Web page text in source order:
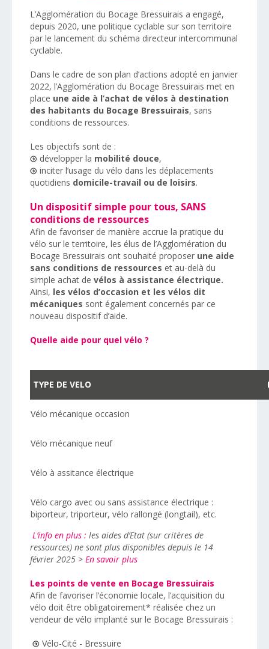
L’Agglomération du Bocage Bressuirais a engagé,
depuis 2020, une politique cyclable sur son territoire
par le lancement du schéma directeur intercommunal
cyclable.
Dans le cadre de son plan d’actions adopté en janvier
2022, l’Agglomération du Bocage Bressuirais met en
place une aide à l’achat de vélos à destination
des habitants du Bocage Bressuirais, sans
conditions de ressources.
Les objectifs sont de :
développer la mobilité douce,
inciter l’usage du vélo dans les déplacements
quotidiens domicile-travail ou de loisirs.
Un dispositif simple pour tous, SANS
conditions de ressources
Afin de favoriser de manière accrue la pratique du
vélo sur le territoire, les élus de l’Agglomération du
Bocage Bressuirais ont souhaité proposer une aide
sans conditions de ressources et au-delà du
simple achat de vélos à assistance électrique.
Ainsi, les vélos d’occasion et les vélos dit
mécaniques sont également concernés par ce
nouveau dispositif d’aide.
Quelle aide pour quel vélo ?
TYPE DE VELO
Vélo mécanique occasion
Vélo mécanique neuf
Vélo à assitance électrique
Vélo cargo avec ou sans assistance électrique :
biporteur, triporteur, vélo rallongé (longtail), etc.
L’info en plus : les aides d’Etat (sur critères de
ressources) ne sont plus disponibles depuis le 14
février 2025 > En savoir plus
Les points de vente en Bocage Bressuirais
Afin de favoriser l’économie locale, l’acquisition du
vélo doit être obligatoirement* réalisée chez un
vendeur de vélo implanté sur le Bocage Bressuirais :
Vélo-Cité - Bressuire